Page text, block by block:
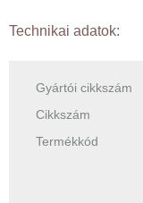
Technikai adatok:
Gyártói cikkszám
Cikkszám
Termékkód